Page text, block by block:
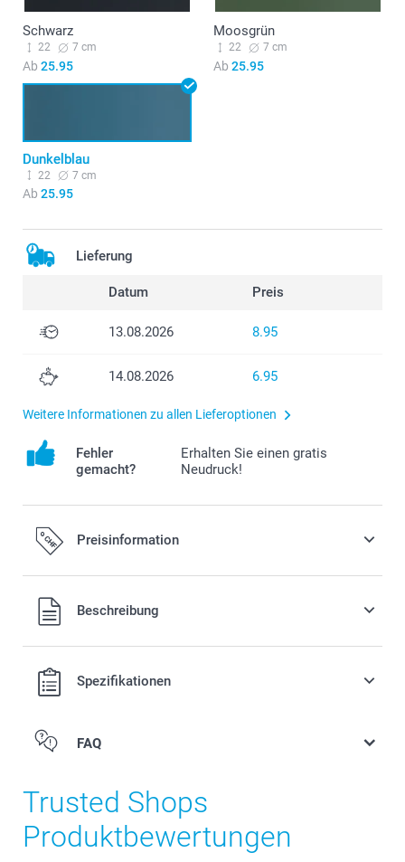
Schwarz
22 7 cm
Ab 25.95
Moosgrün
22 7 cm
Ab 25.95
Dunkelblau
22 7 cm
Ab 25.95
Lieferung
Datum Preis
13.08.2026 8.95
14.08.2026 6.95
Weitere Informationen zu allen Lieferoptionen
Fehler
gemacht?
Erhalten Sie einen gratis
Neudruck!
Preisinformation
Alle Preise verstehen sich in Schweizer Franken (CHF) inkl.
MwSt. und zzgl. Versandkosten.
Beschreibung
Spezifikationen
FAQ
Trusted Shops
Produktbewertungen